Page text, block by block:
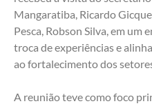
Mangaratiba, Ricardo
Pesca, Robson Silva, em um
troca de experiências e
ao fortalecimento dos
A reunião teve como foco